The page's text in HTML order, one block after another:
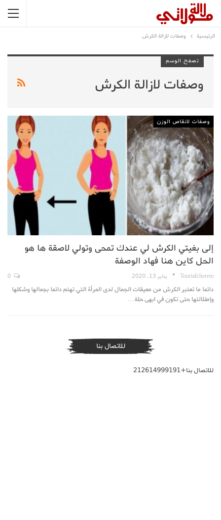
الرئيسية وصفات لازالة الكرش
تصفح الوسم
وصفات لازالة الكرش
وصفات لانقاص الوزن
إلى بغيتي الكرش لي عندك تمحى وتولي لاصقة ها هو
الحل كاين هنا فهاد الوصفة
TouriaIcherem يناير 13, 2020
دائما ما تعتبر الكرش من معيقات الجمال لدى المرأة التي تهتم دائما بجمالها وشكلها
وإطلالتها حتى تكون في ابهى حلة…
للاتصال بنا
للاتصال بنا+212614999191